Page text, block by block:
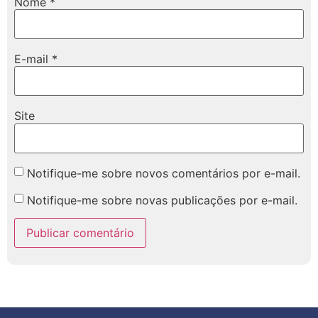
E-mail *
Site
Notifique-me sobre novos comentários por e-mail.
Notifique-me sobre novas publicações por e-mail.